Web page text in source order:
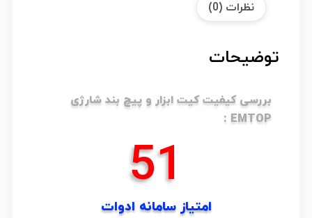
نظرات (0)
توضیحات
بررسی کیفیت کیت ابزار و پیچ بند شارژی
EMTOP :
امتیاز سامانه ادوات
63